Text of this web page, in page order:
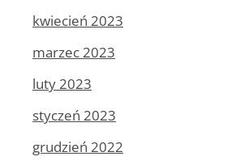
kwiecień 2023
marzec 2023
luty 2023
styczeń 2023
grudzień 2022